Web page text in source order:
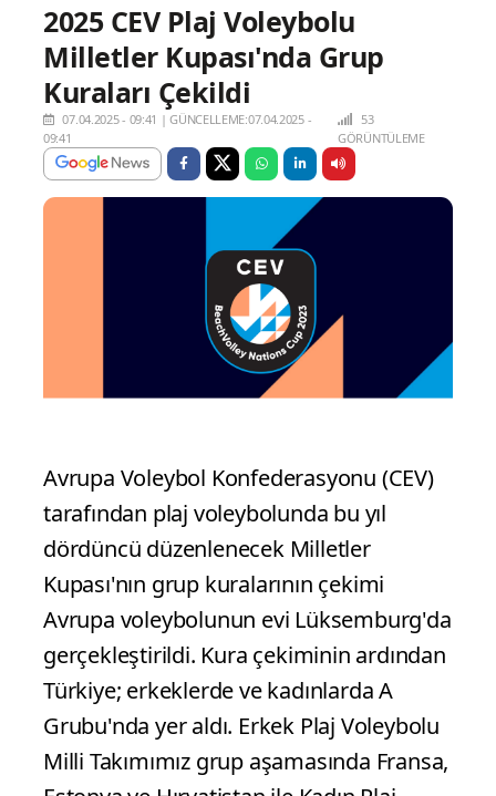
2025 CEV Plaj Voleybolu
Milletler Kupası'nda Grup
Kuraları Çekildi
07.04.2025 - 09:41 |GÜNCELLEME:07.04.2025 -
09:41
53
GÖRÜNTÜLEME
Avrupa Voleybol Konfederasyonu (CEV)
tarafından plaj voleybolunda bu yıl
dördüncü düzenlenecek Milletler
Kupası'nın grup kuralarının çekimi
Avrupa voleybolunun evi Lüksemburg'da
gerçekleştirildi. Kura çekiminin ardından
Türkiye; erkeklerde ve kadınlarda A
Grubu'nda yer aldı. Erkek Plaj Voleybolu
Milli Takımımız grup aşamasında Fransa,